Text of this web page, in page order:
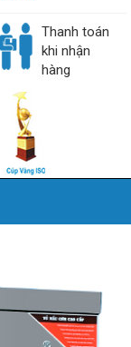
Thanh toán
khi nhận
hàng